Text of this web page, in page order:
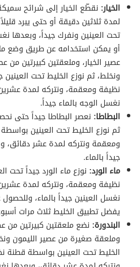
الخيار: نقطّع الخيار إلى شرائح
لمدة ثلاثين دقيقة أو حتى يبرد
تحت العينين ونفرك جيداً، وبعدها
أو يمكن استخدامه عن طريق وضع
عصير الخيار، وملعقتين كبيرتين من
ونخلط، ثم نوزع الخليط تحت
نظيفة ومعقمة، ونتركه لمدة
نغسل الوجه بالماء جيداً.
البطاطا: نعصر البطاطا جيداً حتى
ثم نوزع الخليط تحت العينين
ومعقمة ونتركه لمدة عشر دقائق،
جيداً بالماء.
ماء الورد: نوزع ماء الورد جيداً تحت
نظيفة ومعقمة، ونتركه لمدة
نغسل العينين جيداً بالماء،
يفضل تطبيق الخليط ثلاث مرات
البندورة: نضع ملعقتين كبيرتين من
وملعقة صغيرة من عصير الليمون
الخليط تحت العينين بواسطة قطنة